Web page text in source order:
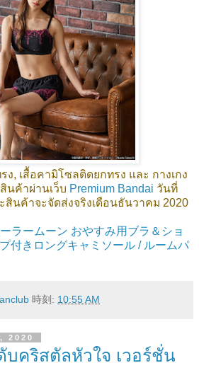
ง, เสื้อคามิโซลติดยกทรง และ กางเกง
นค้าผ่านเว็บ Premium Bandai วันที่
สินค้าจะจัดส่งจริงเดือนธันวาคม 2020
ラームーン おやすみ用ブラ＆ショ
付きロングキャミソール / ルームパ
時刻: 10:55 AM
2020
บคริสตัลหัวใจ เวอร์ชั่น